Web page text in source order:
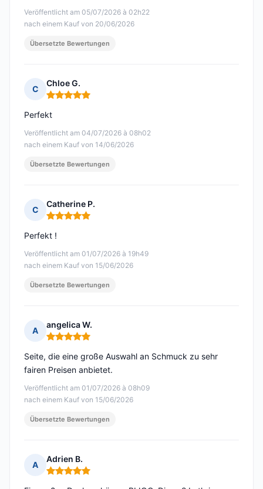
Veröffentlicht am 05/07/2026 à 02h22
nach einem Kauf von 20/06/2026
Übersetzte Bewertungen
C
Chloe G.
Hinweis: 5 von 5
Veröffentlicht am 04/07/2026 à 08h02
nach einem Kauf von 14/06/2026
Perfekt
Übersetzte Bewertungen
C
Catherine P.
Hinweis: 5 von 5
Veröffentlicht am 01/07/2026 à 19h49
nach einem Kauf von 15/06/2026
Perfekt !
Übersetzte Bewertungen
A
angelica W.
Hinweis: 5 von 5
Veröffentlicht am 01/07/2026 à 08h09
nach einem Kauf von 15/06/2026
Seite, die eine große Auswahl an Schmuck zu sehr
fairen Preisen anbietet.
Übersetzte Bewertungen
A
Adrien B.
Hinweis: 5 von 5